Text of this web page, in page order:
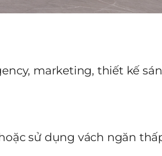
marketing, thiết kế
sử dụng vách ngăn